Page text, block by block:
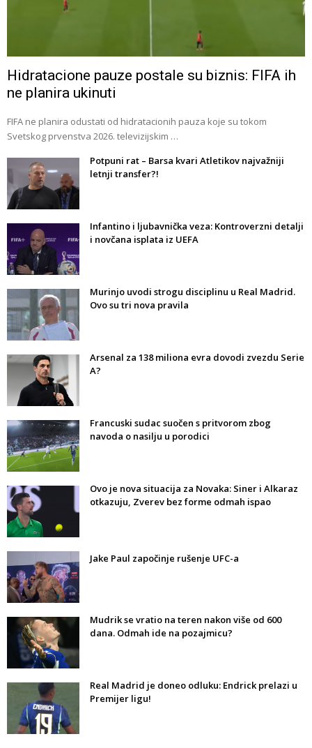
Hidratacione pauze postale su biznis: FIFA ih
ne planira ukinuti
FIFA ne planira odustati od hidratacionih pauza koje su tokom
Svetskog prvenstva 2026. televizijskim …
Potpuni rat – Barsa kvari Atletikov najvažniji
letnji transfer?!
Infantino i ljubavnička veza: Kontroverzni detalji
i novčana isplata iz UEFA
Murinjo uvodi strogu disciplinu u Real Madrid.
Ovo su tri nova pravila
Arsenal za 138 miliona evra dovodi zvezdu Serie
A?
Francuski sudac suočen s pritvorom zbog
navoda o nasilju u porodici
Ovo je nova situacija za Novaka: Siner i Alkaraz
otkazuju, Zverev bez forme odmah ispao
Jake Paul započinje rušenje UFC-a
Mudrik se vratio na teren nakon više od 600
dana. Odmah ide na pozajmicu?
Real Madrid je doneo odluku: Endrick prelazi u
Premijer ligu!